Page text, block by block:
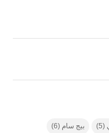
(5) بيج سام (6)